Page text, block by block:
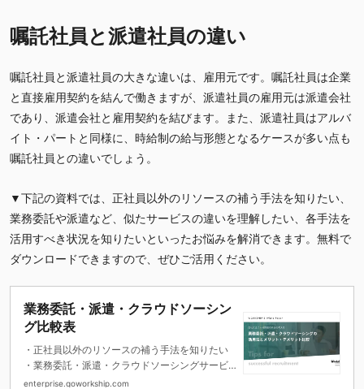
嘱託社員と派遣社員の違い
嘱託社員と派遣社員の大きな違いは、雇用元です。嘱託社員は企業
と直接雇用契約を結んで働きますが、派遣社員の雇用元は派遣会社
であり、派遣会社と雇用契約を結びます。また、派遣社員はアルバ
イト・パートと同様に、時給制の給与形態となるケースが多い点も
嘱託社員との違いでしょう。
▼下記の資料では、正社員以外のリソースの補う手法を知りたい、
業務委託や派遣など、似たサービスの違いを理解したい、各手法を
活用すべき状況を知りたいといったお悩みを解消できます。無料で
ダウンロードできますので、ぜひご活用ください。
業務委託・派遣・クラウドソーシン
グ比較表
・正社員以外のリソースの補う手法を知りたい
・業務委託・派遣・クラウドソーシングサービ
スの一覧
enterprise.goworkship.com